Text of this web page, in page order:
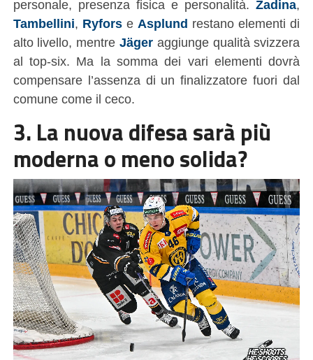
personale, presenza fisica e personalità.Zadina,
Tambellini, Ryforse Asplund restano elementi di
alto livello, mentre Jägeraggiunge qualità svizzera
al top-six. Ma la somma dei vari elementi dovrà
compensare l’assenza di un finalizzatore fuori dal
comune come il ceco.
3. La nuova difesa sarà più
moderna o meno solida?